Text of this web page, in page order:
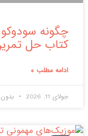
چگونه
کتاب حل
ادامه مطلب »
جولای 11, 2026